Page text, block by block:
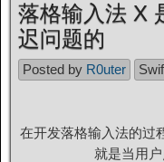
落格输入法 X
迟问题的
Posted by R0uter
在开发落格输入法的过
就是当用